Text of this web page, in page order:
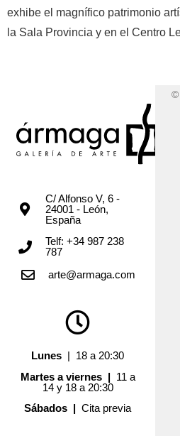
exhibe el magnífico patrimonio
la Sala Provincia y en el Centro
C/ Alfonso V, 6 -
24001 - León,
España
Telf: +34 987 238
787
arte@armaga.com
Lunes | 18 a 20:30
Martes a viernes | 11 a
14 y 18 a 20:30
Sábados |Cita previa
©